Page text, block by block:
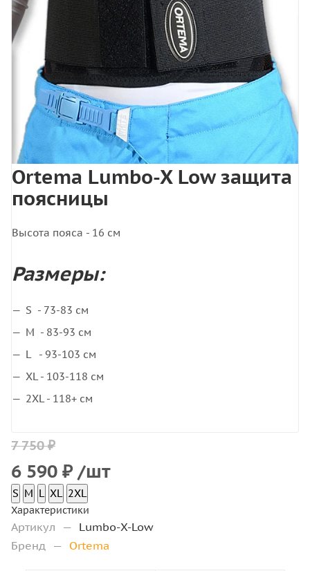
Ortema Lumbo-X Low защита
поясницы
Высота пояса - 16 см
Размеры:
S - 73-83 см
M - 83-93 см
L - 93-103 см
XL - 103-118 см
2XL - 118+ см
7 750 ₽
6 590 ₽ /шт
S M L XL 2XL
Характеристики
Артикул — Lumbo-X-Low
Бренд — Ortema